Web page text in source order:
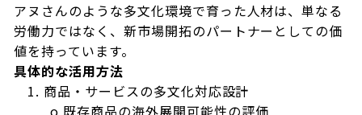
アヌさんのような多文化環境で育った人材は、単なる
労働力ではなく、新市場開拓のパートナーとしての価
値を持っています。
具体的な活用方法
1. 商品・サービスの多文化対応設計